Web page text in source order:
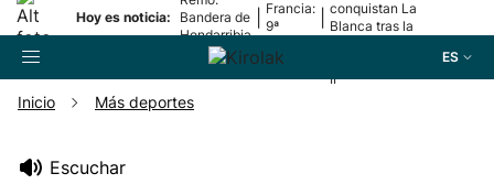
Hoy es noticia:
Bandera de
Hondarribia
Francia:
9ª
conquistan La
Blanca tras la
II
ES
Inicio Más deportes
Escuchar